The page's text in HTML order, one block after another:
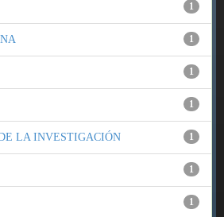
1
1
1
1
1
LA INVESTIGACIÓN
1
1